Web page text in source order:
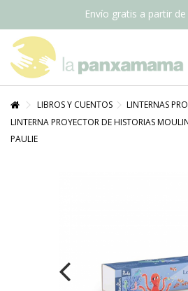
Envío gratis a partir
LIBROS Y CUENTOS
LINTERNAS
LINTERNA PROYECTOR DE HISTORIAS
PAULIE